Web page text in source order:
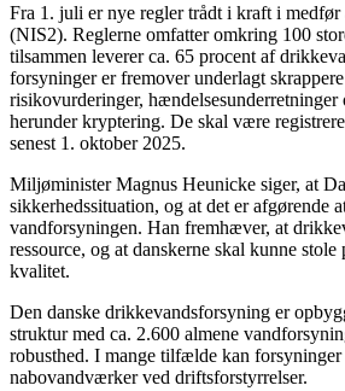
Fra 1. juli er nye regler trådt i kraft i
(NIS2). Reglerne omfatter omkring 100
tilsammen leverer ca. 65 procent af
forsyninger er fremover underlagt
risikovurderinger, hændelsesunderretninger
herunder kryptering. De skal være
senest 1. oktober 2025.
Miljøminister Magnus Heunicke siger, at
sikkerhedssituation, og at det er afgørende
vandforsyningen. Han fremhæver, at
ressource, og at danskerne skal kunne stole
kvalitet.
Den danske drikkevandsforsyning er
struktur med ca. 2.600 almene
robusthed. I mange tilfælde kan forsyninger
nabovandværker ved driftsforstyrrelser.